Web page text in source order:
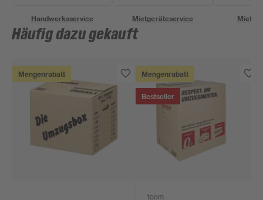
Handwerksservice Mietgeräteservice
Häufig dazu gekauft
Mengenrabatt Mengenrabatt
Bestseller
toom